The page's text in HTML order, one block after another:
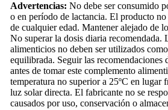
Advertencias: No debe ser consumido
o en período de lactancia. El producto
de cualquier edad. Mantener alejado de
No superar la dosis diaria recomendada.
alimenticios no deben ser utilizados
equilibrada. Seguir las recomendaciones
antes de tomar este complemento
temperatura no superior a 25ºC en lugar
luz solar directa. El fabricante no se
causados por uso, conservación o